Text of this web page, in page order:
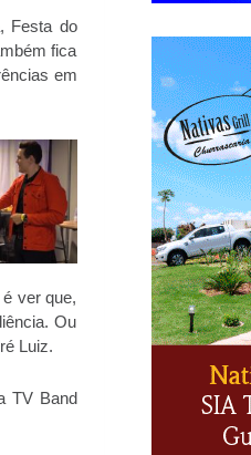
Festa do
fica
em
ver que,
Ou
Luiz.
TV Band